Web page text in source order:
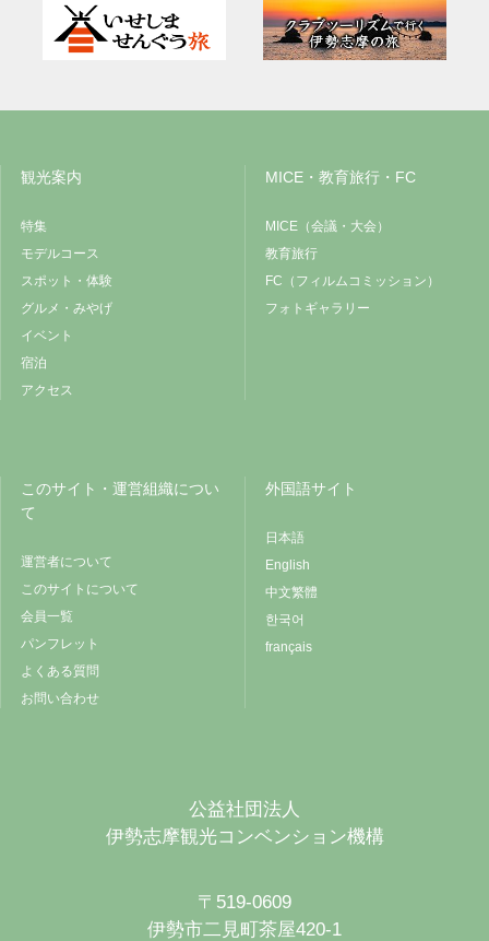
観光案内
特集
モデルコース
スポット・体験
グルメ・みやげ
イベント
宿泊
アクセス
MICE・教育旅行・FC
MICE（会議・大会）
教育旅行
FC（フィルムコミッション）
フォトギャラリー
このサイト・運営組織につい
て
運営者について
このサイトについて
会員一覧
パンフレット
よくある質問
お問い合わせ
外国語サイト
日本語
English
中文繁體
한국어
français
公益社団法人
伊勢志摩観光コンベンション機構
〒519-0609
伊勢市二見町茶屋420-1